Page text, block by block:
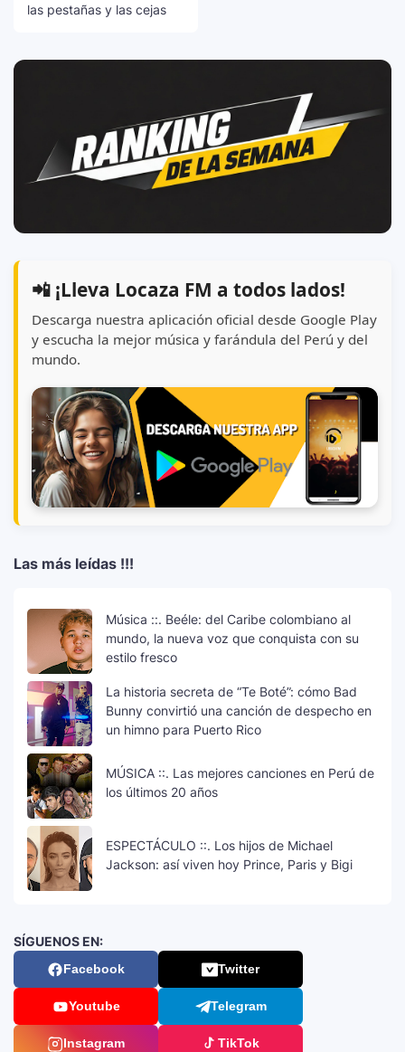
las pestañas y las cejas
📲 ¡Lleva Locaza FM a todos lados!
Descarga nuestra aplicación oficial desde Google Play
y escucha la mejor música y farándula del Perú y del
mundo.
Las más leídas !!!
Música ::. Beéle: del Caribe colombiano al
mundo, la nueva voz que conquista con su
estilo fresco
La historia secreta de “Te Boté”: cómo Bad
Bunny convirtió una canción de despecho en
un himno para Puerto Rico
MÚSICA ::. Las mejores canciones en Perú de
los últimos 20 años
ESPECTÁCULO ::. Los hijos de Michael
Jackson: así viven hoy Prince, Paris y Bigi
SÍGUENOS EN:
Facebook Twitter
Youtube Telegram
Instagram TikTok